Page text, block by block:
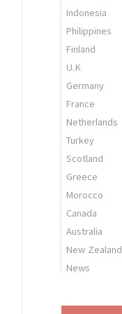
Indonesia
Philippines
Finland
U.K
Germany
France
Netherlands
Turkey
Scotland
Greece
Morocco
Canada
Australia
New Zealand
News